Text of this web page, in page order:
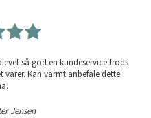
så god en kundeservice trods
Kan varmt anbefale dette
Jensen